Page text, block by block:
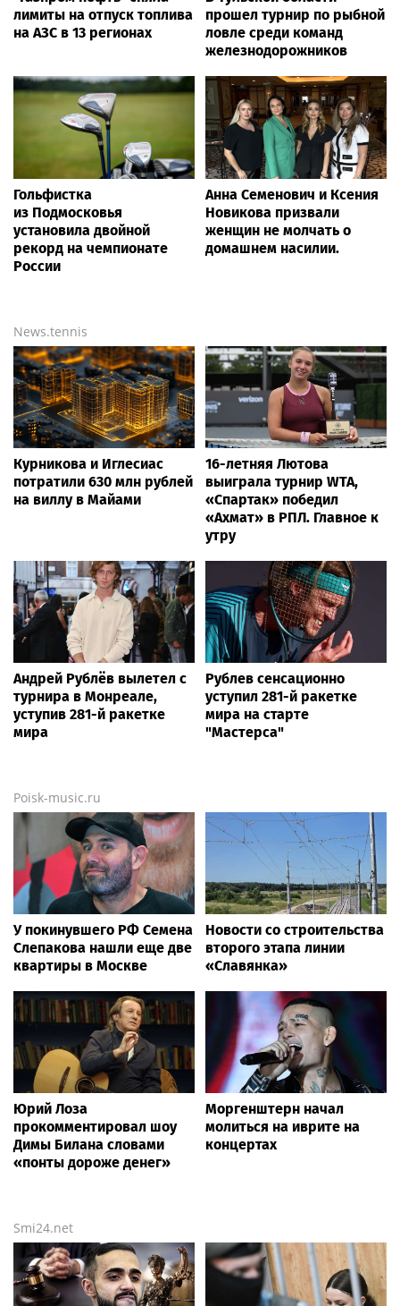
лимиты на отпуск топлива
на АЗС в 13 регионах
прошел турнир по рыбной
ловле среди команд
железнодорожников
Гольфистка
из Подмосковья
установила двойной
рекорд на чемпионате
России
Анна Семенович и Ксения
Новикова призвали
женщин не молчать о
домашнем насилии.
News.tennis
Курникова и Иглесиас
потратили 630 млн рублей
на виллу в Майами
16-летняя Лютова
выиграла турнир WTA,
«Спартак» победил
«Ахмат» в РПЛ. Главное к
утру
Андрей Рублёв вылетел с
турнира в Монреале,
уступив 281-й ракетке
мира
Рублев сенсационно
уступил 281-й ракетке
мира на старте
"Мастерса"
Poisk-music.ru
У покинувшего РФ Семена
Слепакова нашли еще две
квартиры в Москве
Новости со строительства
второго этапа линии
«Славянка»
Юрий Лоза
прокомментировал шоу
Димы Билана словами
«понты дороже денег»
Моргенштерн начал
молиться на иврите на
концертах
Smi24.net